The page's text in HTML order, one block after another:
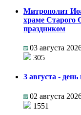
Митрополит
храме Старого
праздником
03 августа
305
3 августа -
02 августа
1551